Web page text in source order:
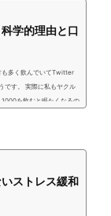
学的理由と口
も多く飲んでいてTwitter
です。 実際に私もヤクル
を飲むと眠たくなるの
ストレス緩和